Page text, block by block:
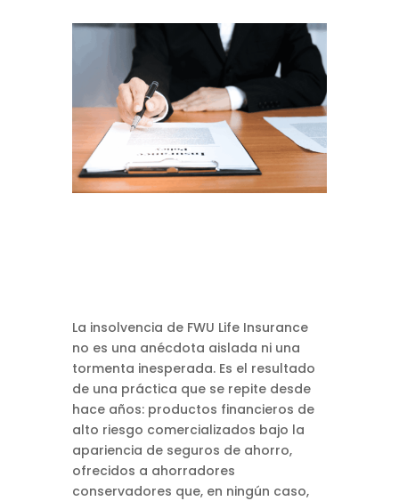
La insolvencia de FWU Life Insurance
no es una anécdota aislada ni una
tormenta inesperada. Es el resultado
de una práctica que se repite desde
hace años: productos financieros de
alto riesgo comercializados bajo la
apariencia de seguros de ahorro,
ofrecidos a ahorradores
conservadores que, en ningún caso,